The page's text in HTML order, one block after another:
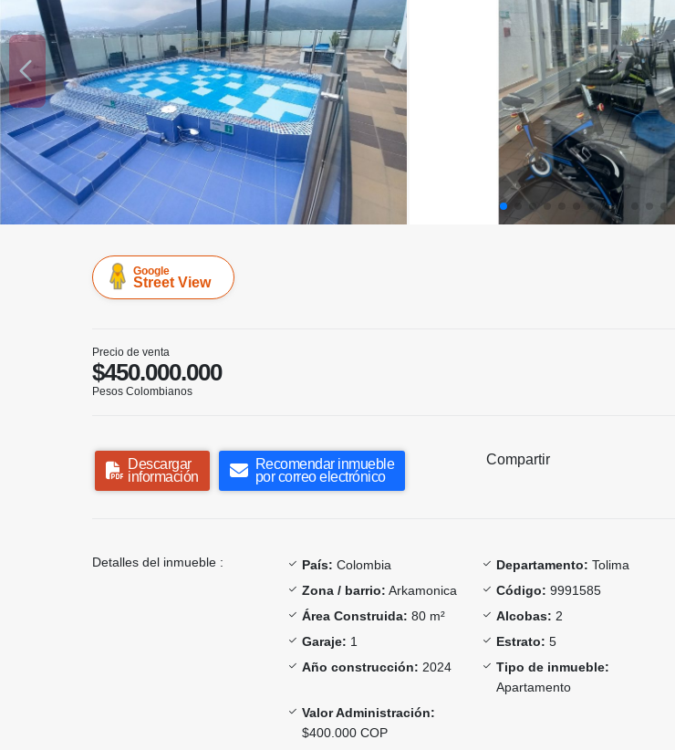
Google
Street View
Precio de venta
$450.000.000
Pesos Colombianos
Descargar
información
Recomendar inmueble
por correo electrónico
Compartir
Detalles del inmueble : País: Colombia Departamento: Tolima
Zona / barrio: Arkamonica Código: 9991585
Área Construida: 80 m² Alcobas: 2
Garaje: 1 Estrato: 5
Año construcción: 2024
Tipo de inmueble:
Apartamento
Valor Administración:
$400.000 COP